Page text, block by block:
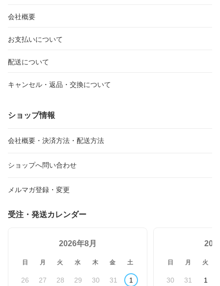
会社概要
お支払いについて
配送について
キャンセル・返品・交換について
ショップ情報
会社概要・決済方法・配送方法
ショップへ問い合わせ
メルマガ登録・変更
受注・発送カレンダー
2026年8月
日 月 火 水 木 金 土
26 27 28 29 30 31 1
日 月 火
30 31 1